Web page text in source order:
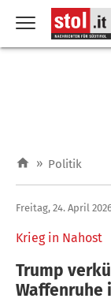
» Politik
Krieg in Nahost
Freitag, 24. April
Trump
Waffenruhe